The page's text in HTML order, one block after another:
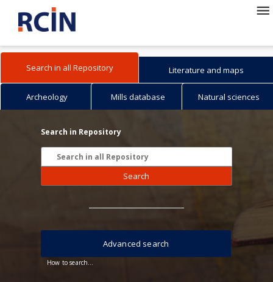
Search in all Repository Literature and maps
Archeology Mills database Natural sciences
Search in Repository
Search
How to search...
Advanced search